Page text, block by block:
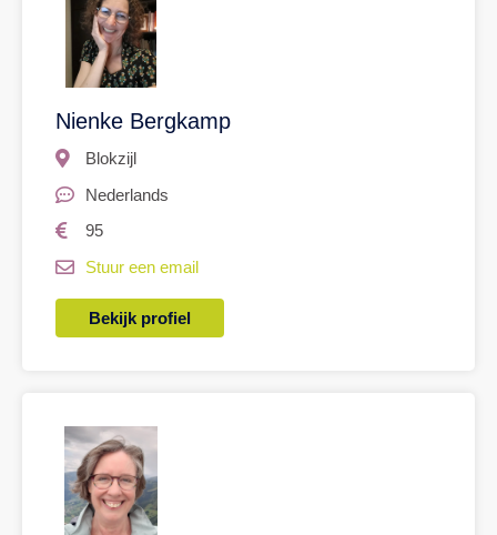
Nienke Bergkamp
Blokzijl
Nederlands
95
Stuur een email
Bekijk profiel